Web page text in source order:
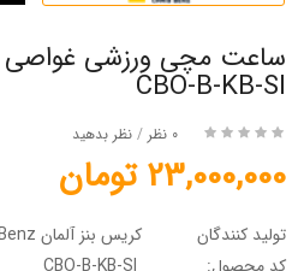
ساعت مچی ورزشی غواصی
CBO-B-KB-SI
0 نظر / نظر بدهید
23,000,000 تومان
تولید کنندگان
کریس بنز آلمان Chris Benz